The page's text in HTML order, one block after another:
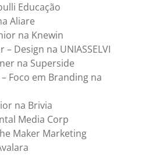
Educação
Aliare
na Knewin
Design na UNIASSELVI
na Superside
Foco em Branding na
na Brivia
Media Corp
Maker Marketing